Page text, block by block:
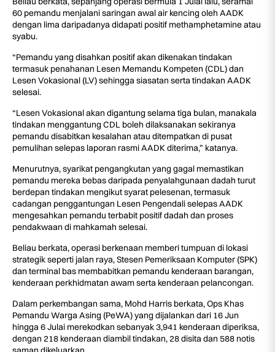
60 pemandu menjalani saringan awal air kencing oleh AADK
dengan lima daripadanya didapati positif methamphetamine atau
syabu.
“Pemandu yang disahkan positif akan dikenakan tindakan
termasuk penahanan Lesen Memandu Kompeten (CDL) dan
Lesen Vokasional (LV) sehingga siasatan serta tindakan AADK
selesai.
“Lesen Vokasional akan digantung selama tiga bulan, manakala
tindakan menggantung CDL boleh dilaksanakan sekiranya
pemandu disabitkan kesalahan atau ditempatkan di pusat
pemulihan selepas laporan rasmi AADK diterima,” katanya.
Menurutnya, syarikat pengangkutan yang gagal memastikan
pemandu mereka bebas daripada penyalahgunaan dadah turut
berdepan tindakan mengikut syarat pelesenan, termasuk
cadangan penggantungan Lesen Pengendali selepas AADK
mengesahkan pemandu terbabit positif dadah dan proses
pendakwaan di mahkamah selesai.
Beliau berkata, operasi berkenaan memberi tumpuan di lokasi
strategik seperti jalan raya, Stesen Pemeriksaan Komputer (SPK)
dan terminal bas membabitkan pemandu kenderaan barangan,
kenderaan perkhidmatan awam serta kenderaan pelancongan.
Dalam perkembangan sama, Mohd Harris berkata, Ops Khas
Pemandu Warga Asing (PeWA) yang dijalankan dari 16 Jun
hingga 6 Julai merekodkan sebanyak 3,941 kenderaan diperiksa,
dengan 218 kenderaan diambil tindakan, 28 disita dan 588 notis